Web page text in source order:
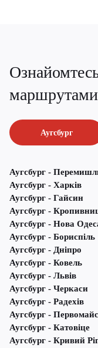
маршрутами
Аугсбург
Аугсбург -
Аугсбург - Харків
Аугсбург - Гайсин
Аугсбург -
Аугсбург - Нова
Аугсбург - Бориспіль
Аугсбург - Дніпро
Аугсбург - Ковель
Аугсбург - Львів
Аугсбург - Черкаси
Аугсбург - Радехів
Аугсбург -
Аугсбург - Катовіце
Аугсбург - Кривий